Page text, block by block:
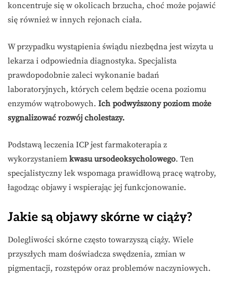
koncentruje się w okolicach brzucha, choć może pojawić
się również w innych rejonach ciała.
W przypadku wystąpienia świądu niezbędna jest wizyta u
lekarza i odpowiednia diagnostyka. Specjalista
prawdopodobnie zaleci wykonanie badań
laboratoryjnych, których celem będzie ocena poziomu
enzymów wątrobowych. Ich podwyższony poziom może
sygnalizować rozwój cholestazy.
Podstawą leczenia ICP jest farmakoterapia z
wykorzystaniem kwasu ursodeoksycholowego. Ten
specjalistyczny lek wspomaga prawidłową pracę wątroby,
łagodząc objawy i wspierając jej funkcjonowanie.
Jakie są objawy skórne w ciąży?
Dolegliwości skórne często towarzyszą ciąży. Wiele
przyszłych mam doświadcza swędzenia, zmian w
pigmentacji, rozstępów oraz problemów naczyniowych.